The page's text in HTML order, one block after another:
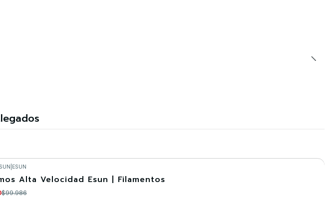
ESUN
Alta Velocidad Esun | Filamentos
$99.986